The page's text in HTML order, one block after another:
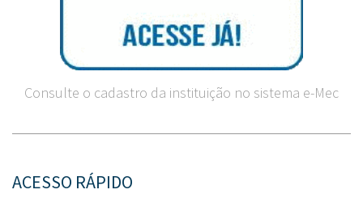
Consulte o cadastro da instituição no sistema e-Mec
ACESSO RÁPIDO